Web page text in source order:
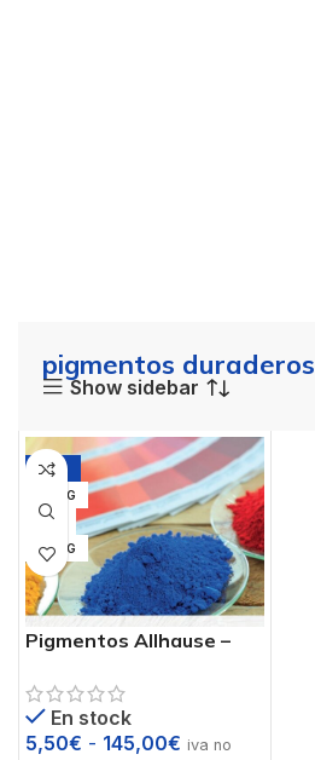
pigmentos duraderos
Show sidebar
-12%
20 KG
1 KG
25 KG
Pigmentos Allhause –
cemento blanco
En stock
5,50€ - 145,00€ iva no